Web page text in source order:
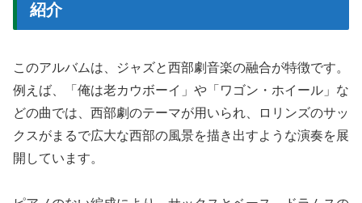
紹介
このアルバムは、ジャズと西部劇音楽の融合が特徴です。
例えば、「俺は老カウボーイ」や「ワゴン・ホイール」な
どの曲では、西部劇のテーマが用いられ、ロリンズのサッ
クスがまるで広大な西部の風景を描き出すような演奏を展
開しています。